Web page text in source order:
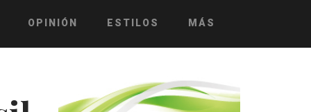
OPINIÓN ESTILOS MÁS